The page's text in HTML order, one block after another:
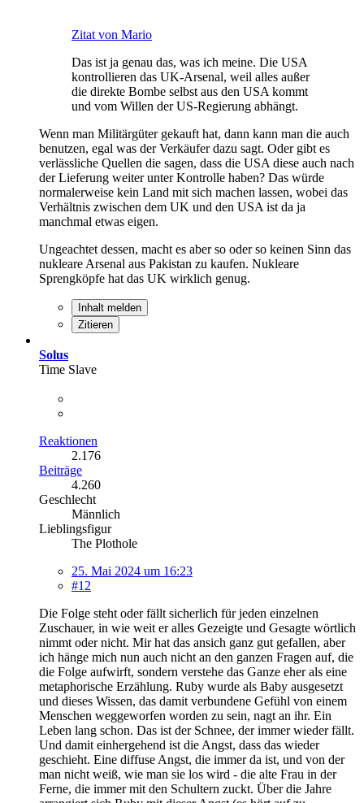
Zitat von Mario
Das ist ja genau das, was ich meine. Die USA
kontrollieren das UK-Arsenal, weil alles außer
die direkte Bombe selbst aus den USA kommt
und vom Willen der US-Regierung abhängt.
Wenn man Militärgüter gekauft hat, dann kann man die auch
benutzen, egal was der Verkäufer dazu sagt. Oder gibt es
verlässliche Quellen die sagen, dass die USA diese auch nach
der Lieferung weiter unter Kontrolle haben? Das würde
normalerweise kein Land mit sich machen lassen, wobei das
Verhältnis zwischen dem UK und den USA ist da ja
manchmal etwas eigen.
Ungeachtet dessen, macht es aber so oder so keinen Sinn das
nukleare Arsenal aus Pakistan zu kaufen. Nukleare
Sprengköpfe hat das UK wirklich genug.
Inhalt melden
Zitieren
Solus
Time Slave
Reaktionen
2.176
Beiträge
4.260
Geschlecht
Männlich
Lieblingsfigur
The Plothole
25. Mai 2024 um 16:23
#12
Die Folge steht oder fällt sicherlich für jeden einzelnen
Zuschauer, in wie weit er alles Gezeigte und Gesagte wörtlich
nimmt oder nicht. Mir hat das ansich ganz gut gefallen, aber
ich hänge mich nun auch nicht an den ganzen Fragen auf, die
die Folge aufwirft, sondern verstehe das Ganze eher als eine
metaphorische Erzählung. Ruby wurde als Baby ausgesetzt
und dieses Wissen, das damit verbundene Gefühl von einem
Menschen weggeworfen worden zu sein, nagt an ihr. Ein
Leben lang schon. Das ist der Schnee, der immer wieder fällt.
Und damit einhergehend ist die Angst, dass das wieder
geschieht. Eine diffuse Angst, die immer da ist, und von der
man nicht weiß, wie man sie los wird - die alte Frau in der
Ferne, die immer mit den Schultern zuckt. Über die Jahre